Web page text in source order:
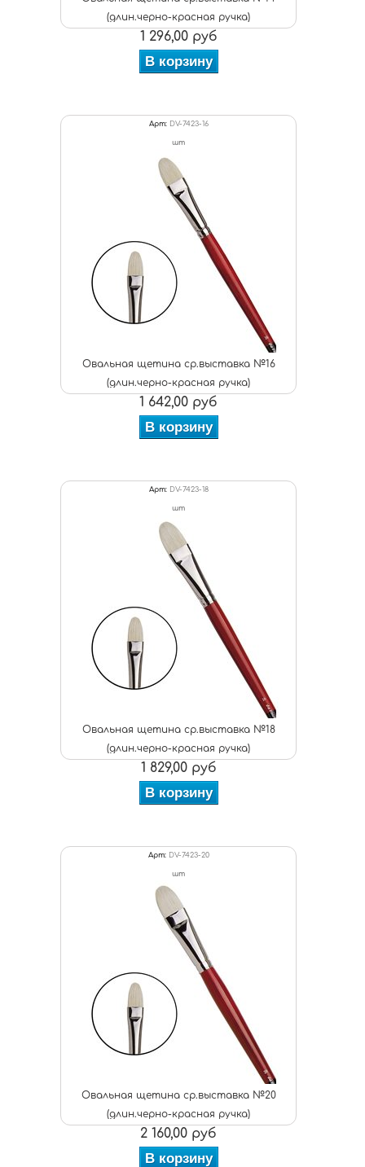
(длин.черно-красная ручка)
1 296,00 руб
В корзину
Арт: DV-7423-16
шт
Овальная щетина ср.выставка №16
(длин.черно-красная ручка)
1 642,00 руб
В корзину
Арт: DV-7423-18
шт
Овальная щетина ср.выставка №18
(длин.черно-красная ручка)
1 829,00 руб
В корзину
Арт: DV-7423-20
шт
Овальная щетина ср.выставка №20
(длин.черно-красная ручка)
2 160,00 руб
В корзину